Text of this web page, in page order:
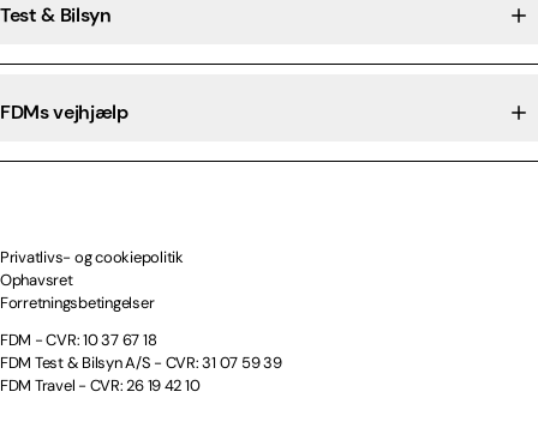
Test & Bilsyn
FDMs vejhjælp
Privatlivs- og cookiepolitik
Ophavsret
Forretningsbetingelser
FDM - CVR: 10 37 67 18
FDM Test & Bilsyn A/S - CVR: 31 07 59 39
FDM Travel - CVR: 26 19 42 10